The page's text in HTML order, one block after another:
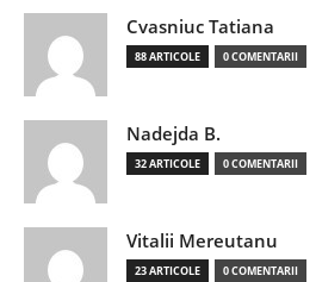
Cvasniuc Tatiana
88 ARTICOLE 0 COMENTARII
Nadejda B.
32 ARTICOLE 0 COMENTARII
Vitalii Mereutanu
23 ARTICOLE 0 COMENTARII